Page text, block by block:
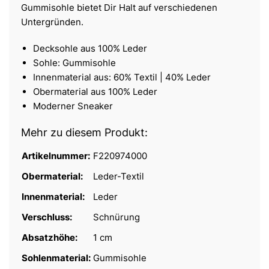
Gummisohle bietet Dir Halt auf verschiedenen
Untergründen.
Decksohle aus 100% Leder
Sohle: Gummisohle
Innenmaterial aus: 60% Textil | 40% Leder
Obermaterial aus 100% Leder
Moderner Sneaker
Mehr zu diesem Produkt:
Artikelnummer: F220974000
Obermaterial:
Leder-Textil
Innenmaterial:
Leder
Verschluss:
Schnürung
Absatzhöhe:
1 cm
Sohlenmaterial: Gummisohle